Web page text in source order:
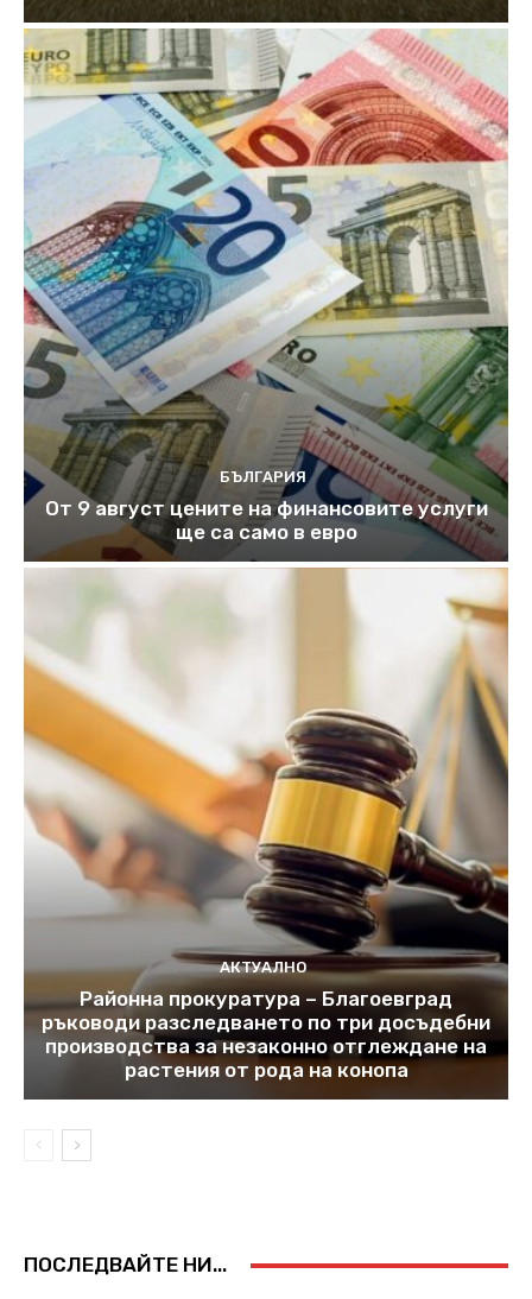
БЪЛГАРИЯ
От 9 август цените на финансовите услуги
ще са само в евро
АКТУАЛНО
Районна прокуратура – Благоевград
ръководи разследването по три досъдебни
производства за незаконно отглеждане на
растения от рода на конопа
ПОСЛЕДВАЙТЕ НИ...